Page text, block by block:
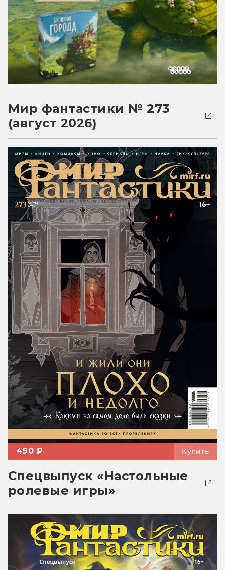
Мир фантастики № 273
(август 2026)
490 ₽ Купить
Спецвыпуск «Настольные
ролевые игры»